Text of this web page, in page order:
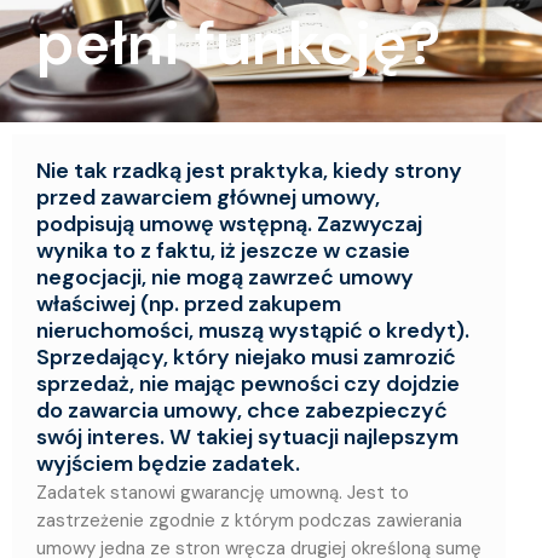
pełni funkcję?
Nie tak rzadką jest praktyka, kiedy strony
przed zawarciem głównej umowy,
podpisują umowę wstępną. Zazwyczaj
wynika to z faktu, iż jeszcze w czasie
negocjacji, nie mogą zawrzeć umowy
właściwej (np. przed zakupem
nieruchomości, muszą wystąpić o kredyt).
Sprzedający, który niejako musi zamrozić
sprzedaż, nie mając pewności czy dojdzie
do zawarcia umowy, chce zabezpieczyć
swój interes. W takiej sytuacji najlepszym
wyjściem będzie zadatek.
Zadatek stanowi gwarancję umowną. Jest to
zastrzeżenie zgodnie z którym podczas zawierania
umowy jedna ze stron wręcza drugiej określoną sumę